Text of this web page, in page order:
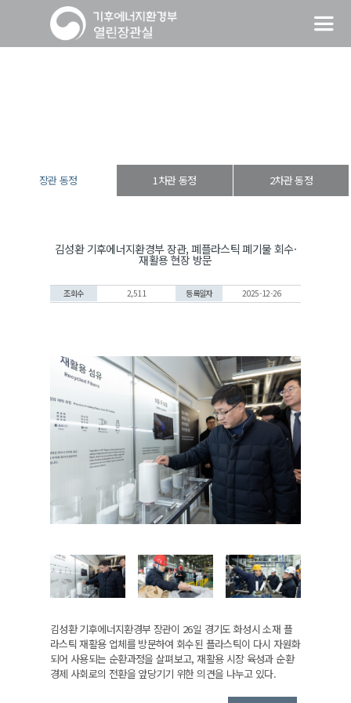
장관 동정 1차관 동정 2차관 동정
김성환 기후에너지환경부 장관, 폐플라스틱 폐기물 회수·
재활용 현장 방문
조회수 2,511 등록일자 2025-12-26
김성환 기후에너지환경부 장관이 26일 경기도 화성시 소재 플
라스틱 재활용 업체를 방문하여 회수된 플라스틱이 다시 자원화
되어 사용되는 순환과정을 살펴보고, 재활용 시장 육성과 순환
경제 사회로의 전환을 앞당기기 위한 의견을 나누고 있다.